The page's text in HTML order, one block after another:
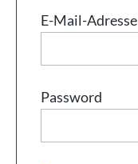
E-Mail-Adresse
Password